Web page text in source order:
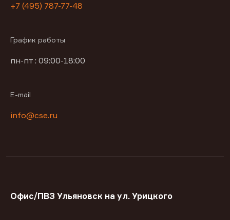
+7 (495) 787-77-48
График работы
пн-пт : 09:00-18:00
E-mail
info@cse.ru
Офис/ПВЗ Ульяновск на ул. Урицкого